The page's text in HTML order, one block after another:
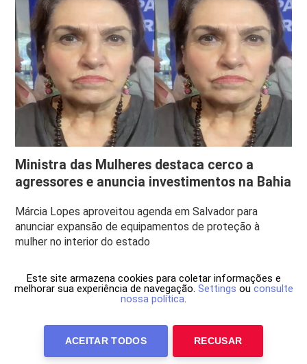
Ministra das Mulheres destaca cerco a
agressores e anuncia investimentos na Bahia
Márcia Lopes aproveitou agenda em Salvador para
anunciar expansão de equipamentos de proteção à
mulher no interior do estado
Este site armazena cookies para coletar informações e
melhorar sua experiência de navegação. Settings ou consulte
nossa política.
ACEITAR TODOS RECUSAR